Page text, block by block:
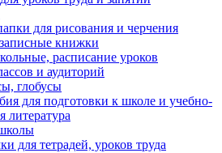
для рисования и черчения
книжки
расписание уроков
и аудиторий
глобусы
для подготовки к школе и учебно-
литература
для тетрадей, уроков труда